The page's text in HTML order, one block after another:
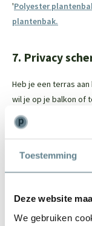
Toestemming
Deze website
We gebruiken
'Polyester
plantenbak.
7. Privacy
Heb je een terras
wil je op je balkon of
scherm ideaal. Je
staanderd van je
scherm.
Delen